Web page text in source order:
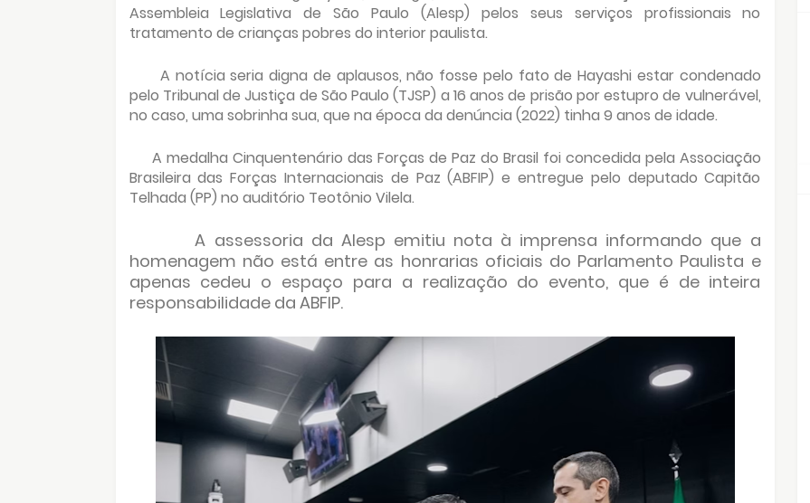
Assembleia Legislativa de São Paulo (Alesp) pelos seus serviços profissionais no
tratamento de crianças pobres do interior paulista.
A notícia seria digna de aplausos, não fosse pelo fato de Hayashi estar condenado
pelo Tribunal de Justiça de São Paulo (TJSP) a 16 anos de prisão por estupro de vulnerável,
no caso, uma sobrinha sua, que na época da denúncia (2022) tinha 9 anos de idade.
A medalha Cinquentenário das Forças de Paz do Brasil foi concedida pela Associação
Brasileira das Forças Internacionais de Paz (ABFIP) e entregue pelo deputado Capitão
Telhada (PP) no auditório Teotônio Vilela.
A assessoria da Alesp emitiu nota à imprensa informando que a
homenagem não está entre as honrarias oficiais do Parlamento Paulista e
apenas cedeu o espaço para a realização do evento, que é de inteira
responsabilidade da ABFIP.